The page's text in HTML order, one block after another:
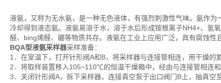
液氨，又称为无水氨，是一种无色液体，有强烈刺激性气味。氨作
冷却得到液态氨。液氨易溶于水，溶于水后形成铵根离子NH4+、氢
醛、bing烯醛、硼等物质共存。液氨在工业上应用广泛，具有腐蚀性
BQA型液氨采样器采样准备：
1．在室温下，打开针形阀A和B，将采样器与连接管相连，用干燥
2．将取样装置移入105~110℃的恒温干燥箱中，经由与连接管相连
3．关闭针形阀A，拆下采样器，连接真空泵于出口阀门B上，抽真